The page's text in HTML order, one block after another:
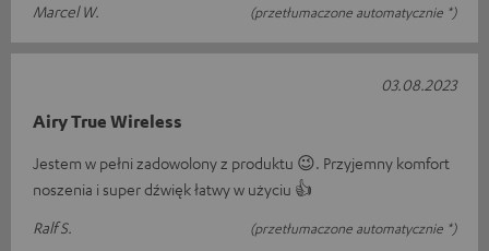
Marcel W.
(przetłumaczone automatycznie *)
Airy True Wireless
Jestem w pełni zadowolony z produktu 😉. Przyjemny komfort
noszenia i super dźwięk łatwy w użyciu 👍
Ralf S.
(przetłumaczone automatycznie *)
03.08.2023